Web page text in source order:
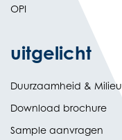
OPI
uitgelicht
Duurzaamheid & Milieu
Download brochure
Sample aanvragen